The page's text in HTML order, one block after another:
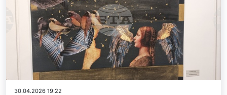
30.04.2026 19:22